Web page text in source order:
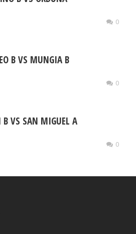
0
B VS MUNGIA B
0
B VS SAN MIGUEL A
0